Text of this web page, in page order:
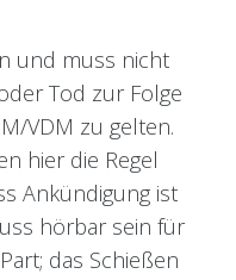
und muss nicht
Tod zur Folge
VDM zu gelten.
hier die Regel
Ankündigung ist
hörbar sein für
das Schießen